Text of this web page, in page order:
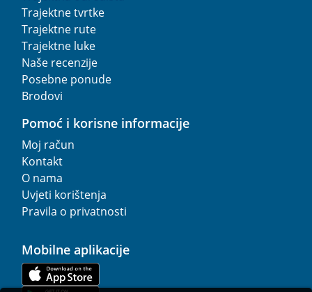
Trajektne tvrtke
Trajektne rute
Trajektne luke
Naše recenzije
Posebne ponude
Brodovi
Pomoć i korisne informacije
Moj račun
Kontakt
O nama
Uvjeti korištenja
Pravila o privatnosti
Mobilne aplikacije